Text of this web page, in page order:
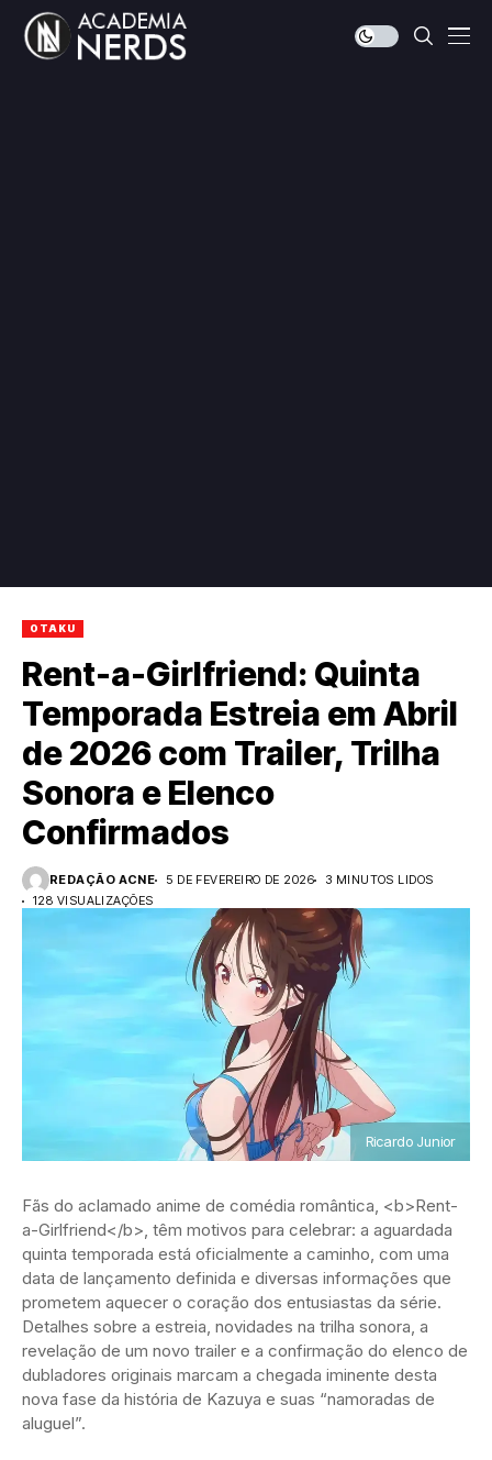
OTAKU
Rent-a-Girlfriend: Quinta
Temporada Estreia em Abril
de 2026 com Trailer, Trilha
Sonora e Elenco
Confirmados
REDAÇÃO ACNE 5 DE FEVEREIRO DE 2026
3 MINUTOS LIDOS
128 VISUALIZAÇÕES
Ricardo Junior
Fãs do aclamado anime de comédia romântica, <b>Rent-
a-Girlfriend</b>, têm motivos para celebrar: a aguardada
quinta temporada está oficialmente a caminho, com uma
data de lançamento definida e diversas informações que
prometem aquecer o coração dos entusiastas da série.
Detalhes sobre a estreia, novidades na trilha sonora, a
revelação de um novo trailer e a confirmação do elenco de
dubladores originais marcam a chegada iminente desta
nova fase da história de Kazuya e suas “namoradas de
aluguel”.